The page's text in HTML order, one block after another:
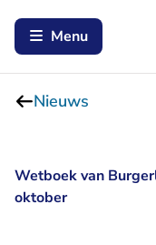
Menu
Nieuws
Wetboek van
oktober